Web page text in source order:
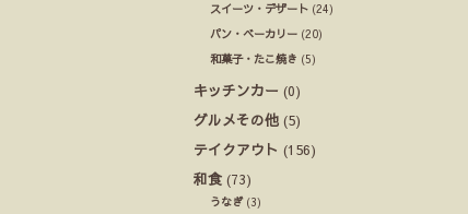
スイーツ・デザート (24)
パン・ベーカリー (20)
和菓子・たこ焼き (5)
キッチンカー (0)
グルメその他 (5)
テイクアウト (156)
和食 (73)
うなぎ(3)